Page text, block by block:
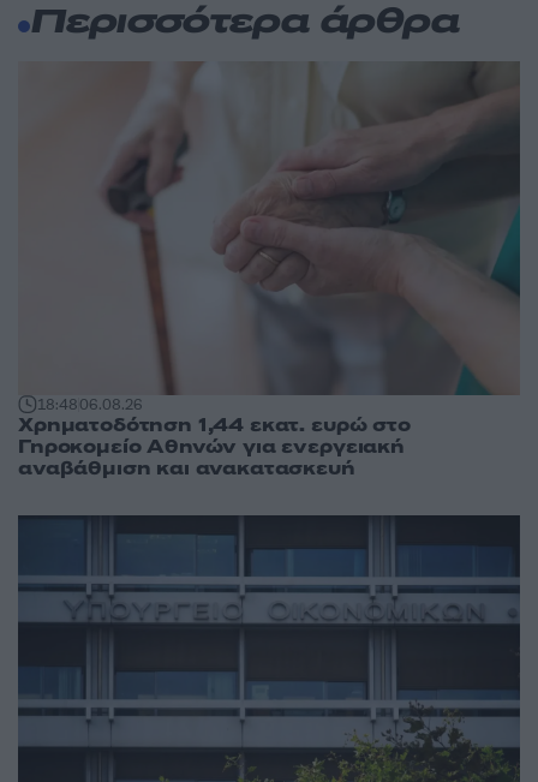
Περισσότερα άρθρα
18:4806.08.26
Χρηματοδότηση 1,44 εκατ. ευρώ στο
Γηροκομείο Αθηνών για ενεργειακή
αναβάθμιση και ανακατασκευή